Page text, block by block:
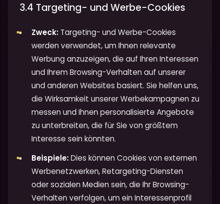
3.4 Targeting- und Werbe-Cookies
Zweck: Targeting- und Werbe-Cookies
werden verwendet, um Ihnen relevante
Werbung anzuzeigen, die auf Ihren Interessen
und Ihrem Browsing-Verhalten auf unserer
und anderen Websites basiert. Sie helfen uns,
die Wirksamkeit unserer Werbekampagnen zu
messen und Ihnen personalisierte Angebote
zu unterbreiten, die für Sie von größtem
Interesse sein könnten.
Beispiele:Dies können Cookies von externen
Werbenetzwerken, Retargeting-Diensten
oder sozialen Medien sein, die Ihr Browsing-
Verhalten verfolgen, um ein Interessenprofil